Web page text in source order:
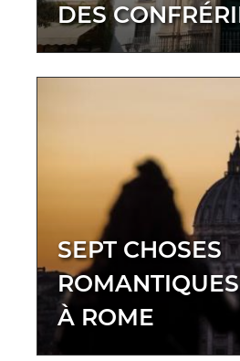
DES
SEPT CHOSES
À ROME